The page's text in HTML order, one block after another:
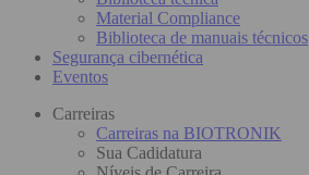
Material Compliance
Biblioteca de manuais técnicos
Segurança cibernética
Eventos
Carreiras
Carreiras na BIOTRONIK
Sua Cadidatura